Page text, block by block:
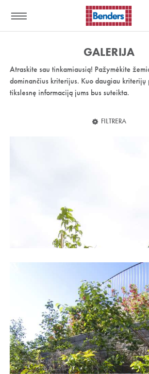
nuoroda:
GALERIJA
Atraskite sau tinkamiausią! Pažymėkite
dominančius kriterijus. Kuo daugiau kriterijų
tikslesnę informaciją jums bus suteikta.
FILTRERA